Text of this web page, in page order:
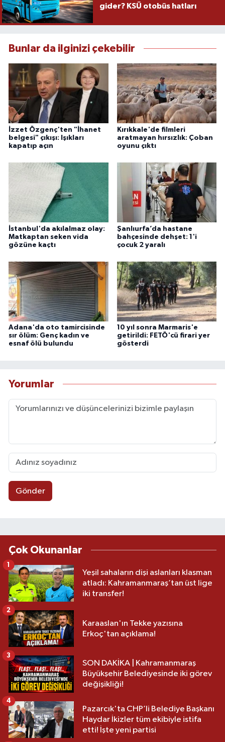
gider? KSÜ otobüs hatları
Bunlar da ilginizi çekebilir
İzzet Özgenç'ten "İhanet
belgesi" çıkışı: Işıkları
kapatıp açın
Kırıkkale'de filmleri
aratmayan hırsızlık: Çoban
oyunu çıktı
İstanbul'da akılalmaz olay:
Matkaptan seken vida
gözüne kaçtı
Şanlıurfa’da hastane
bahçesinde dehşet: 1'i
çocuk 2 yaralı
Adana'da oto tamircisinde
sır ölüm: Genç kadın ve
esnaf ölü bulundu
10 yıl sonra Marmaris'e
getirildi: FETÖ'cü firari yer
gösterdi
Yorumlar
Gönder
Çok Okunanlar
Yeşil sahaların dişi aslanları klasman
atladı: Kahramanmaraş’tan üst lige
iki transfer!
1
Karaaslan'ın Tekke yazısına
Erkoç'tan açıklama!
2
SON DAKİKA | Kahramanmaraş
Büyükşehir Belediyesinde iki görev
değişikliği!
3
Pazarcık'ta CHP’li Belediye Başkanı
Haydar İkizler tüm ekibiyle istifa
etti! İşte yeni partisi
4